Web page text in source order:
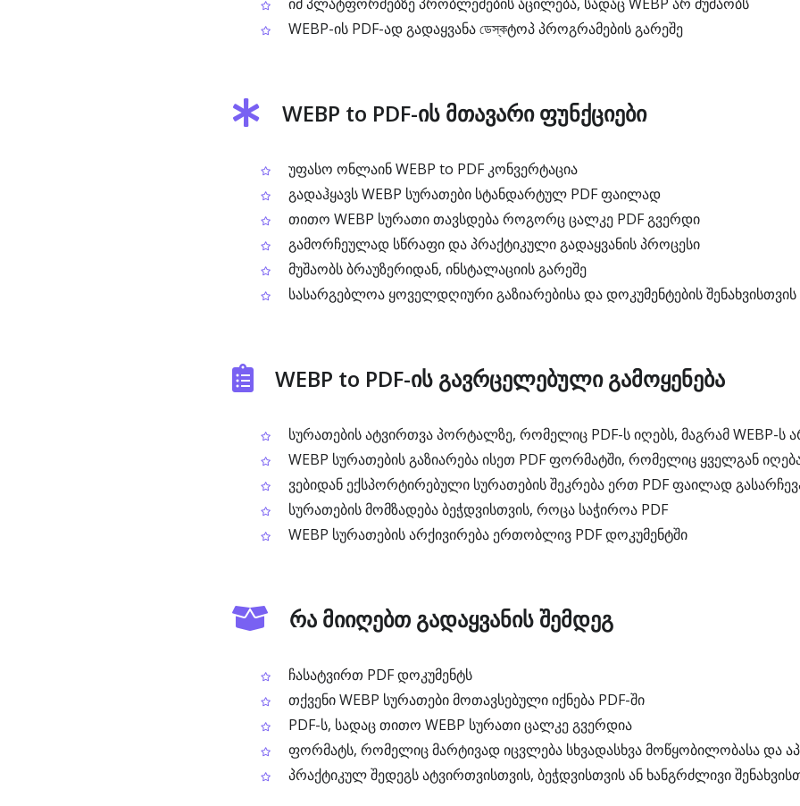
WEBP-ის PDF-ად გადაყვანა ডেস্কტოპ პროგრამების გარეშე
WEBP to PDF-ის მთავარი ფუნქციები
უფასო ონლაინ WEBP to PDF კონვერტაცია
გადაჰყავს WEBP სურათები სტანდარტულ PDF ფაილად
თითო WEBP სურათი თავსდება როგორც ცალკე PDF გვერდი
გამორჩეულად სწრაფი და პრაქტიკული გადაყვანის პროცესი
მუშაობს ბრაუზერიდან, ინსტალაციის გარეშე
სასარგებლოა ყოველდღიური გაზიარებისა და დოკუმენტების შენახვისთვის
WEBP to PDF-ის გავრცელებული გამოყენება
სურათების ატვირთვა პორტალზე, რომელიც PDF-ს იღებს, მაგრამ WEBP-ს
WEBP სურათების გაზიარება ისეთ PDF ფორმატში, რომელიც ყველგან
ვებიდან ექსპორტირებული სურათების შეკრება ერთ PDF ფაილად
სურათების მომზადება ბეჭდვისთვის, როცა საჭიროა PDF
WEBP სურათების არქივირება ერთობლივ PDF დოკუმენტში
რა მიიღებთ გადაყვანის შემდეგ
ჩასატვირთ PDF დოკუმენტს
თქვენი WEBP სურათები მოთავსებული იქნება PDF-ში
PDF-ს, სადაც თითო WEBP სურათი ცალკე გვერდია
ფორმატს, რომელიც მარტივად იცვლება სხვადასხვა მოწყობილობასა და
პრაქტიკულ შედეგს ატვირთვისთვის, ბეჭდვისთვის ან ხანგრძლივი